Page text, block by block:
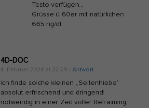
Testo verfügen…
Grüsse ü 60er mit natürlichen
665 ng/dl
4D-DOC
4. Februar 2024 at 22:29 - Antwort
Ich finde solche kleinen „Seitenhiebe“
absolut erfrischend und dringend!
notwendig in einer Zeit voller Refraiming